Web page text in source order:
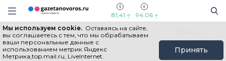
Информационный портал "ГазетаНоворос.ру"
Навигация сайта
81,41 94,06
Мы используем cookie. Оставаясь на сайте,
вы соглашаетесь с тем, что мы обрабатываем
ваши персональные данные с
использованием метрик Яндекс
Метрика,top.mail.ru, LiveInternet.
Принять
Все новости Новости России
Главная # АЗС